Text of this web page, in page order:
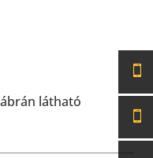
látható